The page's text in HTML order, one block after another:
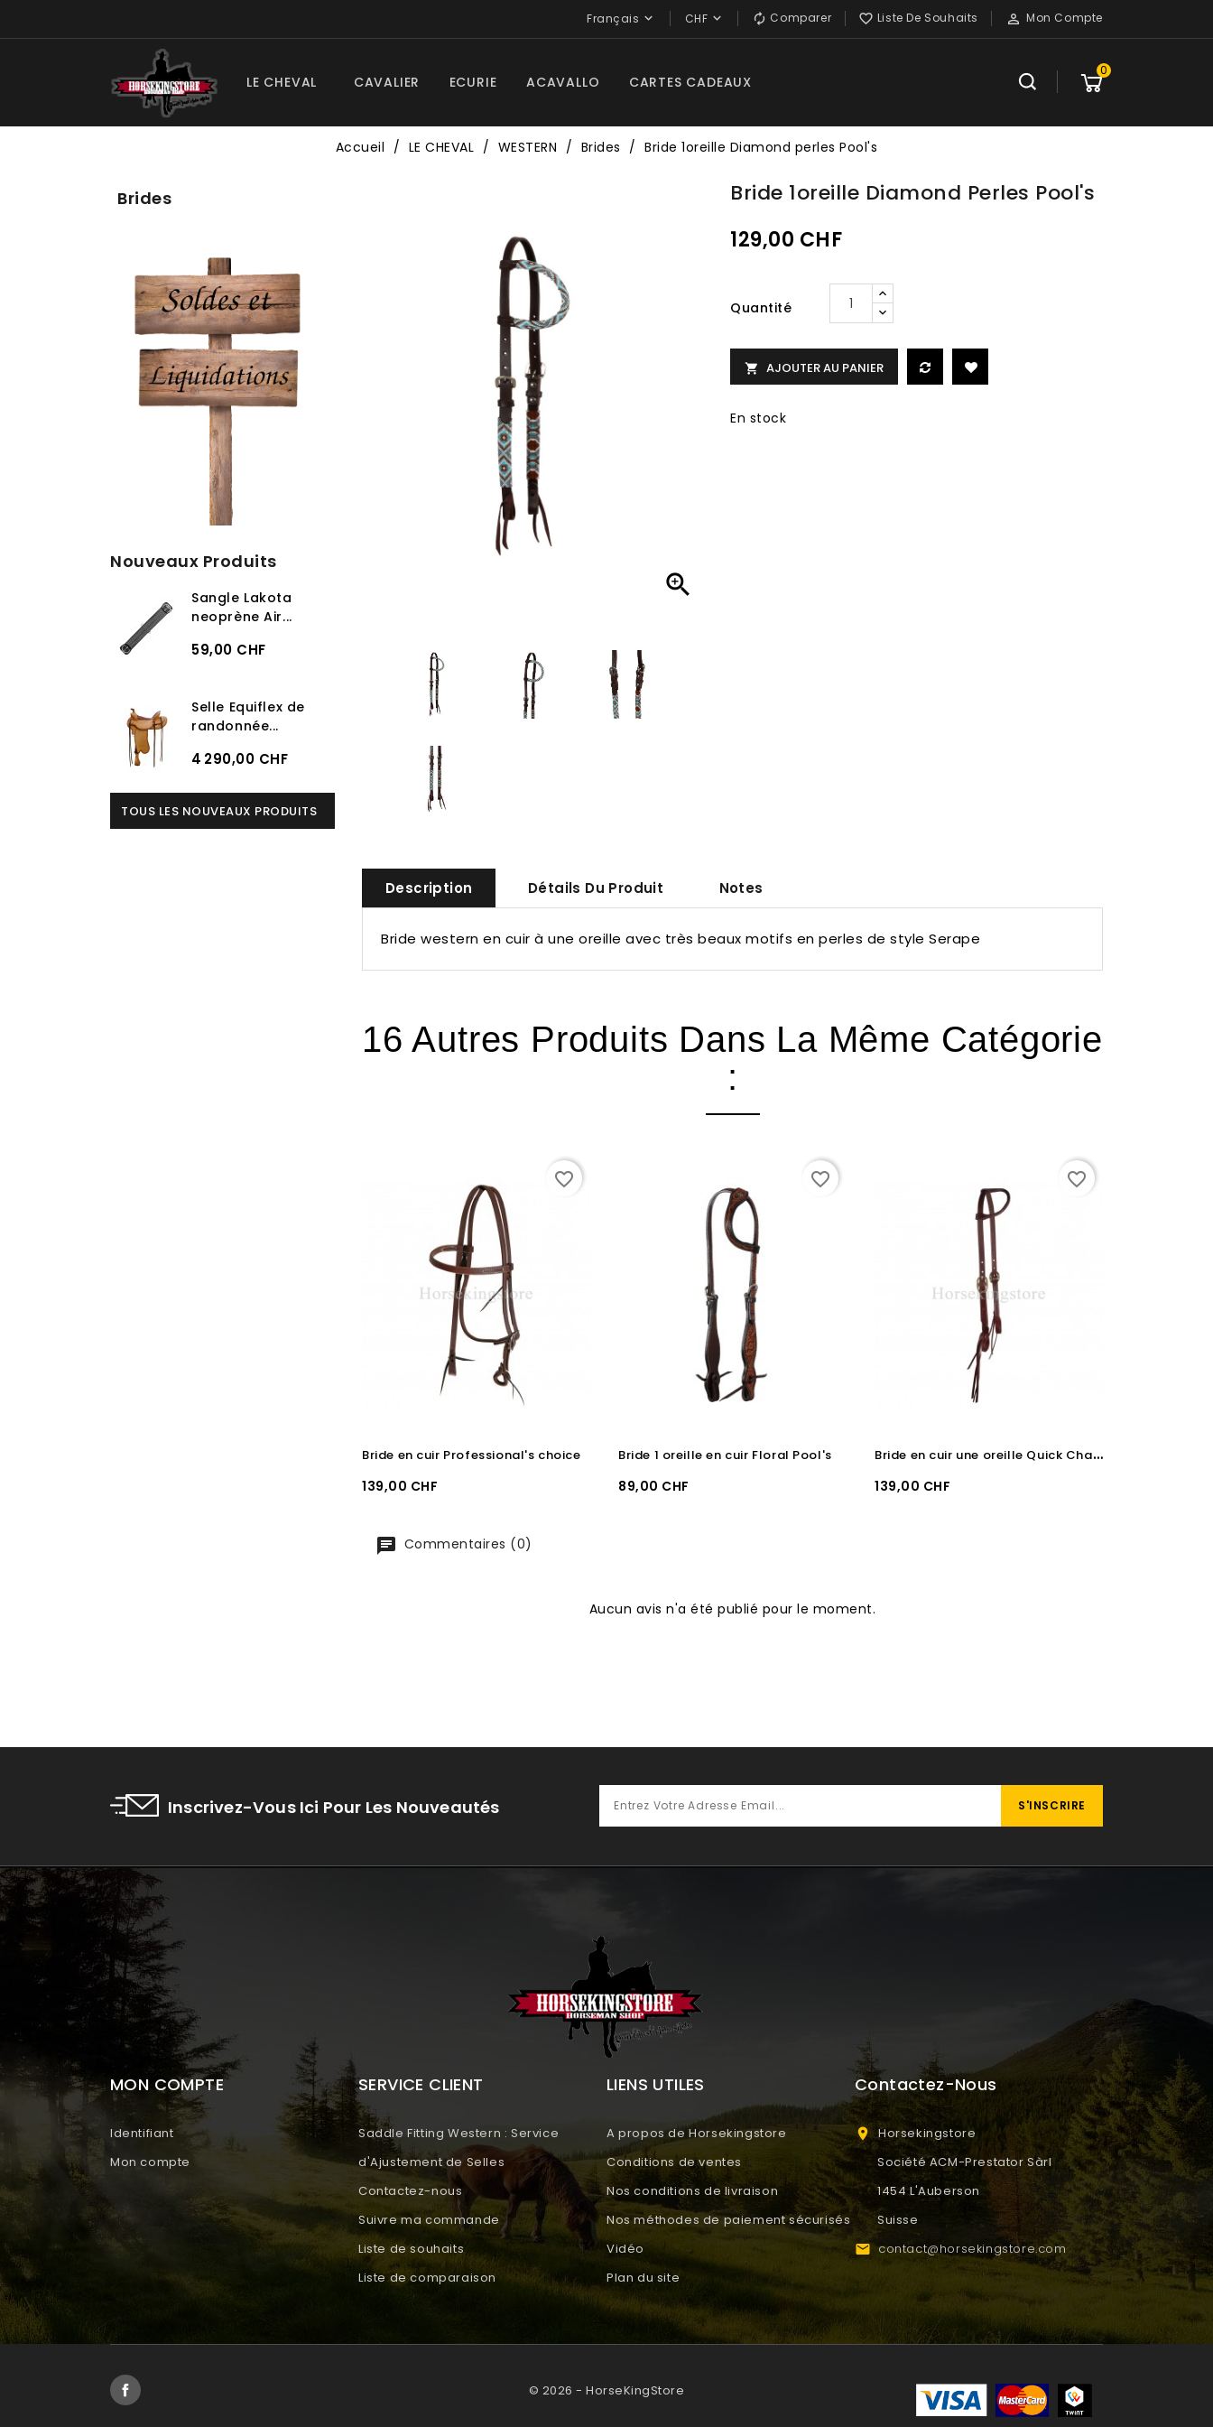
 Mon Compte
 Liste De Souhaits
 Comparer
CHF 
Français 
LE CHEVAL CAVALIER ECURIE ACAVALLO CARTES CADEAUX
0
Accueil LE CHEVAL WESTERN Brides Bride 1oreille Diamond perles Pool's
Brides
Nouveaux Produits
Sangle Lakota
neoprène Air...
59,00 CHF
Selle Equiflex de
randonnée...
4 290,00 CHF
TOUS LES NOUVEAUX PRODUITS

Bride 1oreille Diamond Perles Pool's
129,00 CHF
Quantité
 AJOUTER AU PANIER
En stock
Description Détails Du Produit Notes
Bride western en cuir à une oreille avec très beaux motifs en perles de style Serape
16 Autres Produits Dans La Même Catégorie
:
favorite_border
Bride en cuir Professional's choice
Prix
139,00 CHF
favorite_border
Bride 1 oreille en cuir Floral Pool's
Prix
89,00 CHF
favorite_border
B
ride en cuir une oreille Quick Change Professional's choice
Prix
139,00 CHF
Commentaires (0)
Aucun avis n'a été publié pour le moment.
Inscrivez-Vous Ici Pour Les Nouveautés
MON COMPTE
Identifiant
Mon compte
SERVICE CLIENT
Saddle Fitting Western : Service
d'Ajustement de Selles
Contactez-nous
Suivre ma commande
Liste de souhaits
Liste de comparaison
LIENS UTILES
A propos de Horsekingstore
Conditions de ventes
Nos conditions de livraison
Nos méthodes de paiement sécurisés
Vidéo
Plan du site
Contactez-Nous

Horsekingstore
Société ACM-Prestator Sàrl
1454 L'Auberson
Suisse
 contact@horsekingstore.com
© 2026 - HorseKingStore